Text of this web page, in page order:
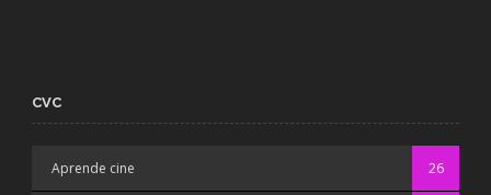
CVC
Aprende cine 26